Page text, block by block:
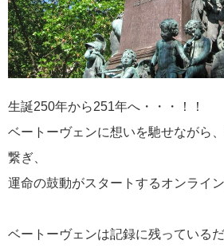
生誕250年から251年へ・・・！！
ベートーヴェンに想いを馳せながら
繋ぎ、
運命の鼓動がスタートするオンライ
ベートーヴェンは記録に残っている